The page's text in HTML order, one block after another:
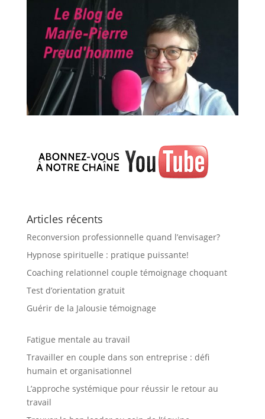
Articles récents
Reconversion professionnelle quand l’envisager?
Hypnose spirituelle : pratique puissante!
Coaching relationnel couple témoignage choquant
Test d’orientation gratuit
Guérir de la Jalousie témoignage
Fatigue mentale au travail
Travailler en couple dans son entreprise : défi
humain et organisationnel
L’approche systémique pour réussir le retour au
travail